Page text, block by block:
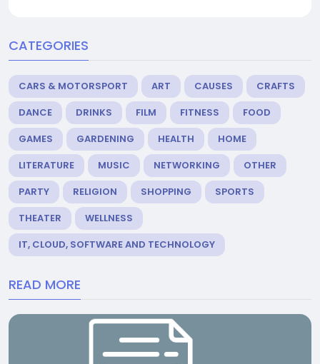
CATEGORIES
CARS & MOTORSPORT ART CAUSES
CRAFTS
DANCE
DRINKS FILM FITNESS
FOOD
GAMES
GARDENING HEALTH
HOME
LITERATURE
MUSIC NETWORKING
OTHER
PARTY
RELIGION SHOPPING
SPORTS
THEATER
WELLNESS
IT, CLOUD, SOFTWARE AND TECHNOLOGY
READ MORE